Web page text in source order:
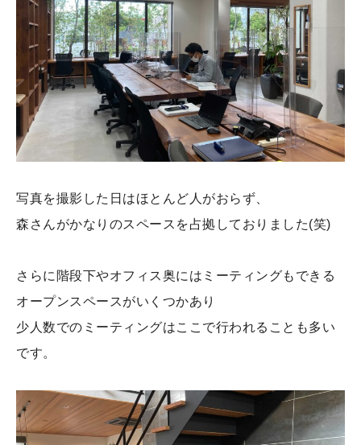
写真を撮影した日はほとんど人がおらず、
森さんがかなりのスペースを占拠しておりました(笑)
さらに階段下やオフィス奥にはミーティングもできる
オープンスペースがいくつかあり
少人数でのミーティングはここで行われることも多い
です。